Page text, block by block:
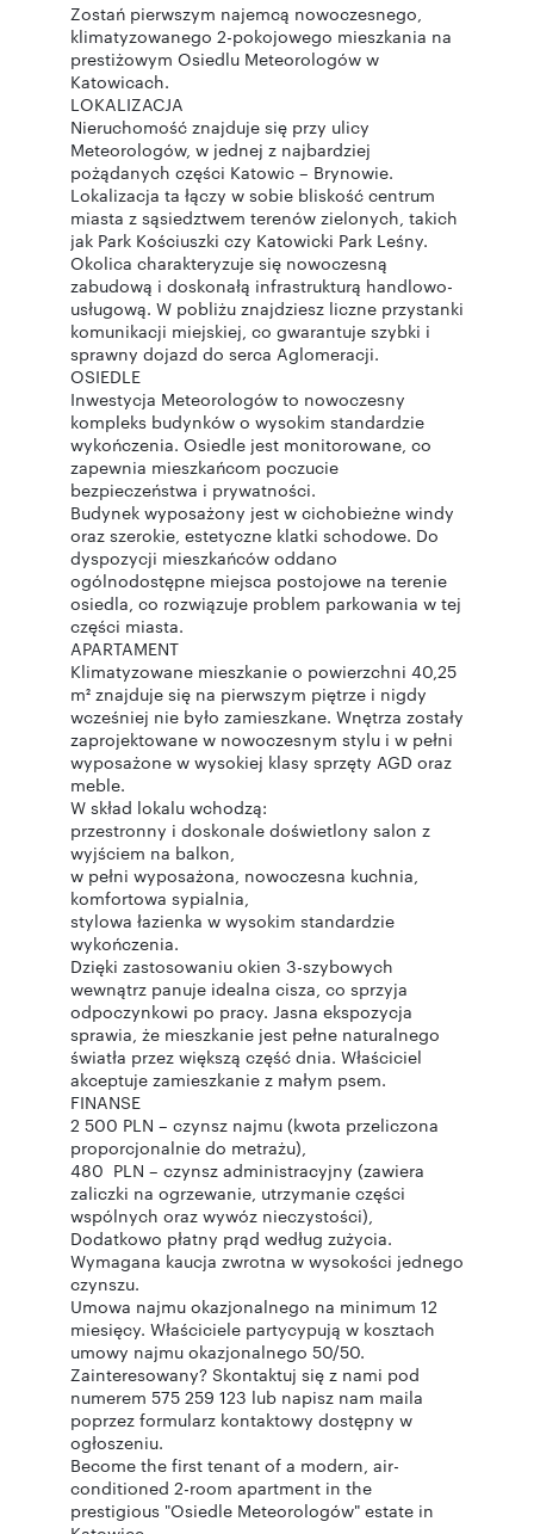
Zostań pierwszym najemcą nowoczesnego,
klimatyzowanego 2-pokojowego mieszkania na
prestiżowym Osiedlu Meteorologów w
Katowicach.
LOKALIZACJA
Nieruchomość znajduje się przy ulicy
Meteorologów, w jednej z najbardziej
pożądanych części Katowic – Brynowie.
Lokalizacja ta łączy w sobie bliskość centrum
miasta z sąsiedztwem terenów zielonych, takich
jak Park Kościuszki czy Katowicki Park Leśny.
Okolica charakteryzuje się nowoczesną
zabudową i doskonałą infrastrukturą handlowo-
usługową. W pobliżu znajdziesz liczne przystanki
komunikacji miejskiej, co gwarantuje szybki i
sprawny dojazd do serca Aglomeracji.
OSIEDLE
Inwestycja Meteorologów to nowoczesny
kompleks budynków o wysokim standardzie
wykończenia. Osiedle jest monitorowane, co
zapewnia mieszkańcom poczucie
bezpieczeństwa i prywatności.
Budynek wyposażony jest w cichobieżne windy
oraz szerokie, estetyczne klatki schodowe. Do
dyspozycji mieszkańców oddano
ogólnodostępne miejsca postojowe na terenie
osiedla, co rozwiązuje problem parkowania w tej
części miasta.
APARTAMENT
Klimatyzowane mieszkanie o powierzchni 40,25
m² znajduje się na pierwszym piętrze i nigdy
wcześniej nie było zamieszkane. Wnętrza zostały
zaprojektowane w nowoczesnym stylu i w pełni
wyposażone w wysokiej klasy sprzęty AGD oraz
meble.
W skład lokalu wchodzą:
przestronny i doskonale doświetlony salon z
wyjściem na balkon,
w pełni wyposażona, nowoczesna kuchnia,
komfortowa sypialnia,
stylowa łazienka w wysokim standardzie
wykończenia.
Dzięki zastosowaniu okien 3-szybowych
wewnątrz panuje idealna cisza, co sprzyja
odpoczynkowi po pracy. Jasna ekspozycja
sprawia, że mieszkanie jest pełne naturalnego
światła przez większą część dnia. Właściciel
akceptuje zamieszkanie z małym psem.
FINANSE
2 500 PLN – czynsz najmu (kwota przeliczona
proporcjonalnie do metrażu),
480 PLN – czynsz administracyjny (zawiera
zaliczki na ogrzewanie, utrzymanie części
wspólnych oraz wywóz nieczystości),
Dodatkowo płatny prąd według zużycia.
Wymagana kaucja zwrotna w wysokości jednego
czynszu.
Umowa najmu okazjonalnego na minimum 12
miesięcy. Właściciele partycypują w kosztach
umowy najmu okazjonalnego 50/50.
Zainteresowany? Skontaktuj się z nami pod
numerem 575 259 123 lub napisz nam maila
poprzez formularz kontaktowy dostępny w
ogłoszeniu.
Become the first tenant of a modern, air-
conditioned 2-room apartment in the
prestigious "Osiedle Meteorologów" estate in